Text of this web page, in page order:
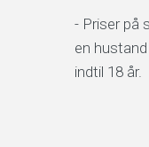
- Priser på
en
indtil 18 år.